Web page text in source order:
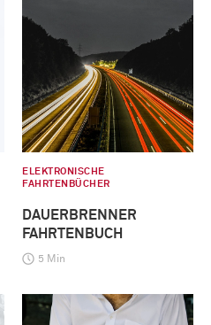
ELEKTRONISCHE
FAHRTENBÜCHER
DAUERBRENNER
FAHRTENBUCH
5 Min